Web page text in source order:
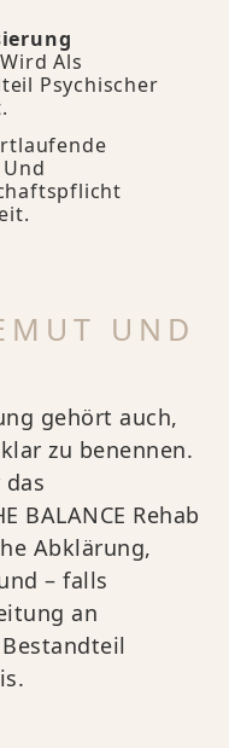
Als
Psychischer
UND
gehört auch,
zu benennen.
BALANCE Rehab
Abklärung,
– falls
an